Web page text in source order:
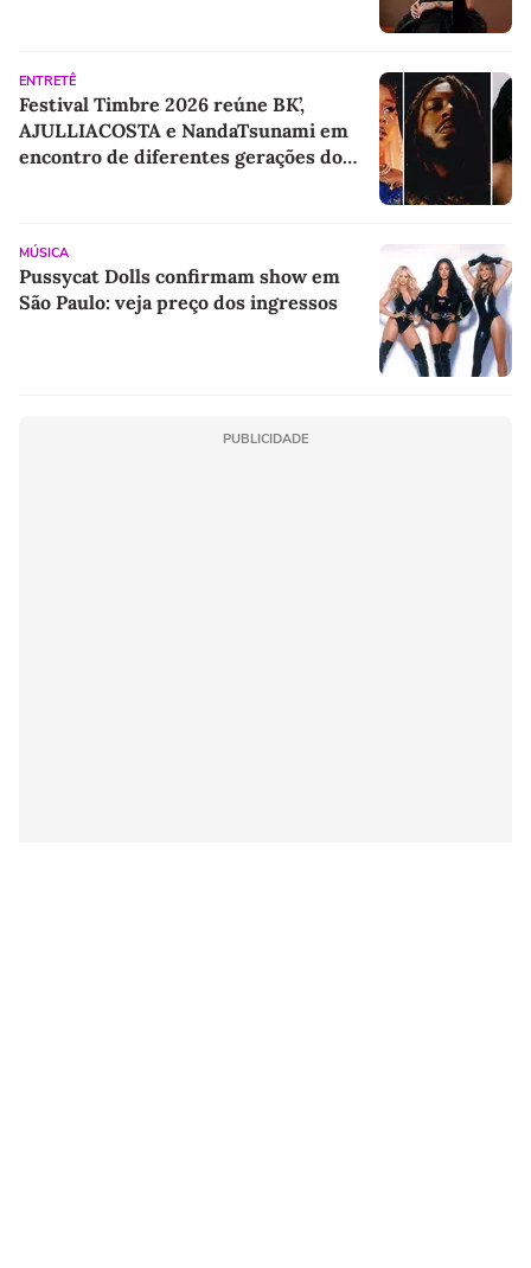
ENTRETÊ
Festival Timbre 2026 reúne BK’,
AJULLIACOSTA e NandaTsunami em
encontro de diferentes gerações do
MÚSICA
Pussycat Dolls confirmam show em
São Paulo: veja preço dos ingressos
PUBLICIDADE